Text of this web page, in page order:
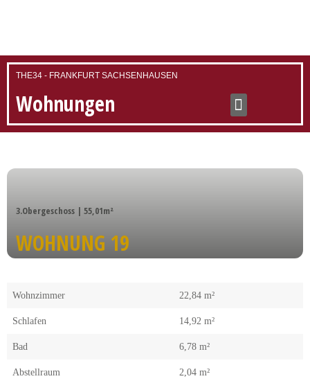
THE34 - FRANKFURT SACHSENHAUSEN
Wohnungen
3.Obergeschoss | 55,01m²
WOHNUNG 19
Wohnzimmer 22,84 m²
Schlafen 14,92 m²
Bad 6,78 m²
Abstellraum 2,04 m²